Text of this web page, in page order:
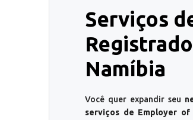
Serviços
Namíbia
Você quer expandir seu
serviços de Employer of